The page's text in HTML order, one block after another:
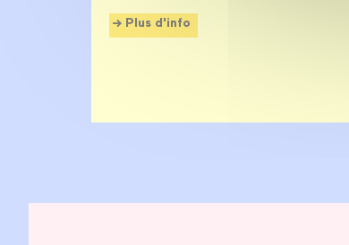
Plus d'info